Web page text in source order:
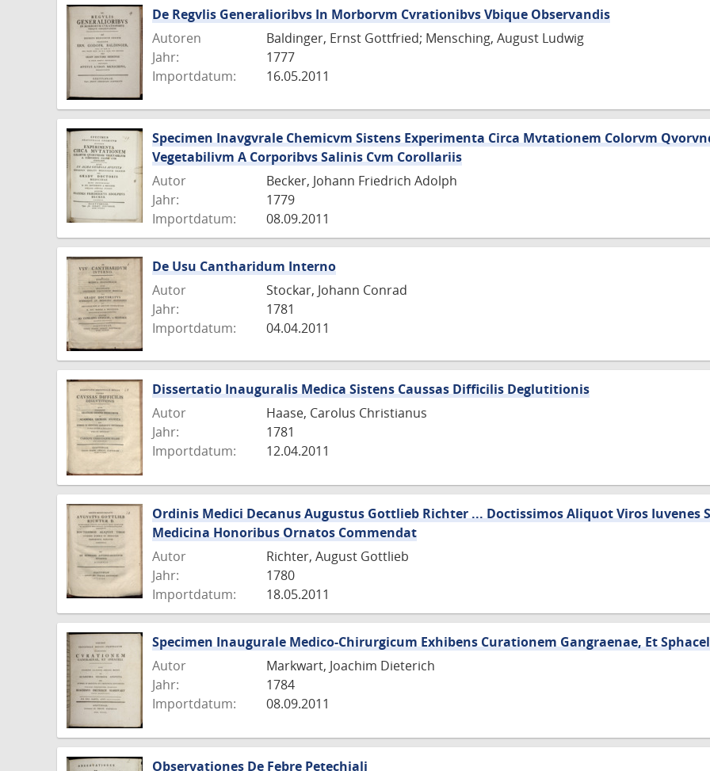
De Regvlis Generalioribvs In Morborvm Cvrationibvs Vbique Observandis
Autoren
Baldinger, Ernst Gottfried; Mensching, August Ludwig
Jahr:
1777
Importdatum:
16.05.2011
Specimen Inavgvrale Chemicvm Sistens Experimenta Circa Mvtationem Colorvm
Vegetabilivm A Corporibvs Salinis Cvm Corollariis
Autor
Becker, Johann Friedrich Adolph
Jahr:
1779
Importdatum:
08.09.2011
De Usu Cantharidum Interno
Autor
Stockar, Johann Conrad
Jahr:
1781
Importdatum:
04.04.2011
Dissertatio Inauguralis Medica Sistens Caussas Difficilis Deglutitionis
Autor
Haase, Carolus Christianus
Jahr:
1781
Importdatum:
12.04.2011
Ordinis Medici Decanus Augustus Gottlieb Richter ... Doctissimos Aliquot Viros Iuvenes
Medicina Honoribus Ornatos Commendat
Autor
Richter, August Gottlieb
Jahr:
1780
Importdatum:
18.05.2011
Specimen Inaugurale Medico-Chirurgicum Exhibens Curationem Gangraenae, Et
Autor
Markwart, Joachim Dieterich
Jahr:
1784
Importdatum:
08.09.2011
Observationes De Febre Petechiali